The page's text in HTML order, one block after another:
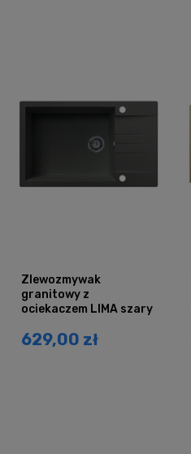
Zlewozmywak
granitowy z
ociekaczem LIMA szary
629,00 zł